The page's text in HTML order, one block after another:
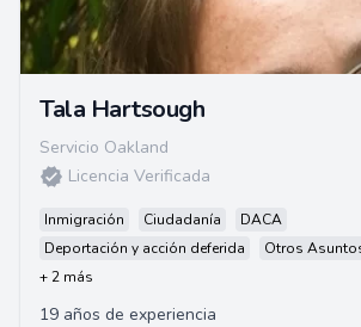
Tala Hartsough
Servicio Oakland
Licencia Verificada
Inmigración Ciudadanía
DACA
Deportación y acción deferida
Otros
+ 2 más
19 años de experiencia